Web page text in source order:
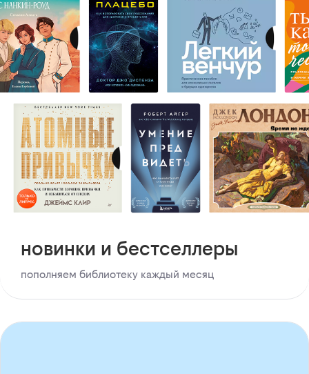
новинки и бестселлеры
пополняем библиотеку каждый месяц